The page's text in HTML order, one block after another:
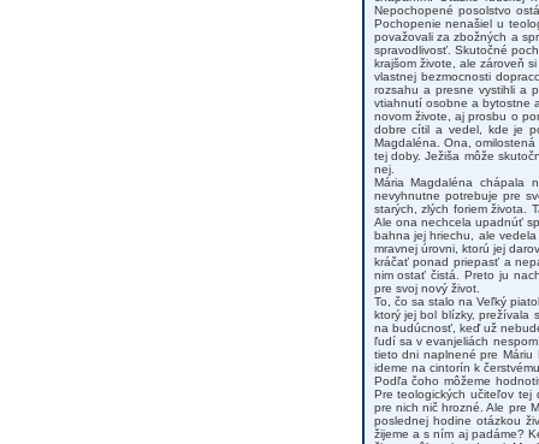
Nepochopené posolstvo
Pochopenie nenašiel u
považovali za zbožných a
spravodlivosť. Skutočné
krajšom živote, ale zároveň
vlastnej bezmocnosti
rozsahu a presne vystihli a
vtiahnutí osobne a bytostne
novom živote, aj prosbu o
dobre cítil a vedel, kde je
Magdaléna. Ona,
tej doby. Ježiša môže
nej.
Mária Magdaléna
nevyhnutne potrebuje pre
starých, zlých foriem života.
Ale ona nechcela upadnúť
bahna jej hriechu, ale
mravnej úrovni, ktorú jej
kráčať ponad priepasť a
nim ostať čistá. Preto ju
pre svoj nový život.
To, čo sa stalo na Veľký
ktorý jej bol blízky, prežívala
na budúcnosť, keď už
ľudí sa v evanjeliách
tieto dni naplnené pre Máriu
ideme na cintorín k
Podľa čoho môžeme
Pre teologických učiteľov tej
pre nich nič hrozné. Ale pre
poslednej hodine otázkou
žijeme a s ním aj padáme?